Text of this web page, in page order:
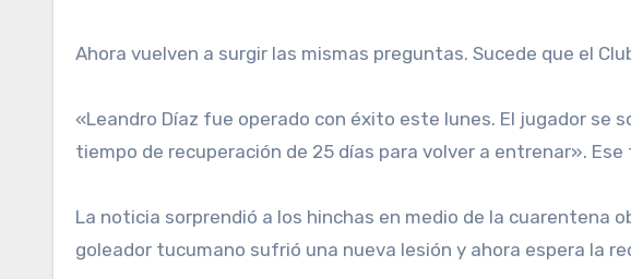
Ahora vuelven a surgir las mismas preguntas. Sucede que el
«Leandro Díaz fue operado con éxito este lunes. El jugador se
tiempo de recuperación de 25 días para volver a entrenar».
La noticia sorprendió a los hinchas en medio de la cuarentena
goleador tucumano sufrió una nueva lesión y ahora espera la